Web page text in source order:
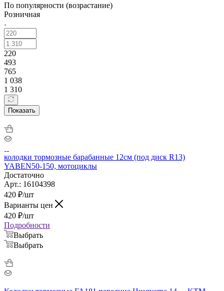
По популярности (возрастание)
Розничная
220
493
765
1 038
1 310
Показать
колодки тормозные барабанные 12см (под диск R13)
YABEN50-150, мотоциклы
Достаточно
Арт.: 16104398
420 ₽/шт
Варианты цен
420 ₽/шт
Подробности
Выбрать
Выбрать